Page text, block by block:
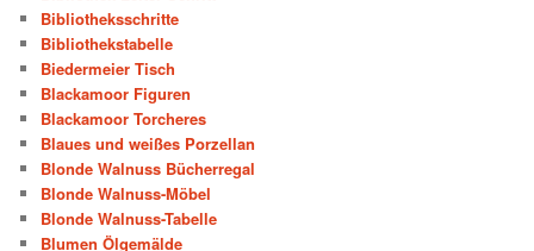
Bibliotheksschritte
Bibliothekstabelle
Biedermeier Tisch
Blackamoor Figuren
Blackamoor Torcheres
Blaues und weißes Porzellan
Blonde Walnuss Bücherregal
Blonde Walnuss-Möbel
Blonde Walnuss-Tabelle
Blumen Ölgemälde